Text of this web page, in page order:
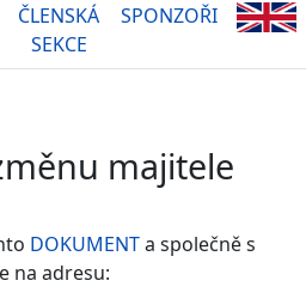
ČLENSKÁ
SEKCE
SPONZOŘI
majitele
DOKUMENTa společně s
na adresu: